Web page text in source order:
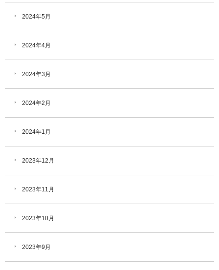
2024年5月
2024年4月
2024年3月
2024年2月
2024年1月
2023年12月
2023年11月
2023年10月
2023年9月